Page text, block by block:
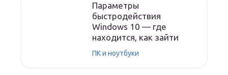
Параметры
быстродействия
Windows 10 — где
находится, как зайти
ПК и ноутбуки